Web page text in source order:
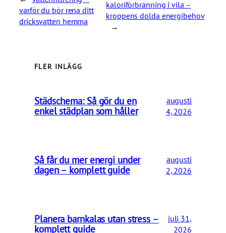
varför du bör rena ditt
dricksvatten hemma
kaloriförbränning i vila –
kroppens dolda energibehov
→
FLER INLÄGG
Städschema: Så gör du en
enkel städplan som håller
augusti
4, 2026
Så får du mer energi under
dagen – komplett guide
augusti
2, 2026
Planera barnkalas utan stress –
komplett guide
juli 31,
2026